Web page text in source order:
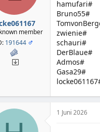
member
191644
hamufari#
Bruno55#
zwienie#
schauri#
DerBlaue#
Admos#
Gasa29#
1 Juni 2026